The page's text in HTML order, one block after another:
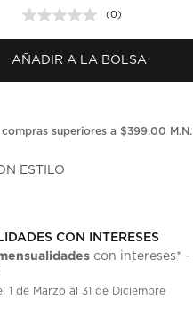
Sin
puntuación.
en
la
(0)
AÑADIR A LA BOLSA
superiores a $399.00 M.N.
ESTILO
CON INTERESES
con intereses* -
1 de Marzo al 31 de Diciembre